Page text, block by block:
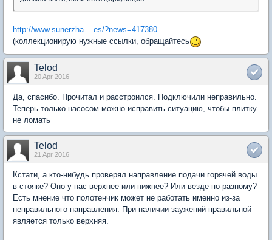
http://www.sunerzha....es/?news=417380
(коллекционирую нужные ссылки, обращайтесь
Telod
20 Apr 2016
Да, спасибо. Прочитал и расстроился. Подключили неправильно.
Теперь только насосом можно исправить ситуацию, чтобы плитку
не ломать
Telod
21 Apr 2016
Кстати, а кто-нибудь проверял направление подачи горячей воды
в стояке? Оно у нас верхнее или нижнее? Или везде по-разному?
Есть мнение что полотенчик может не работать именно из-за
неправильного направления. При наличии заужений правильной
является только верхняя.